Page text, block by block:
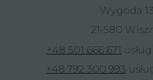
+48 501 666 671
+48 792 300 993
Wygoda
21-580